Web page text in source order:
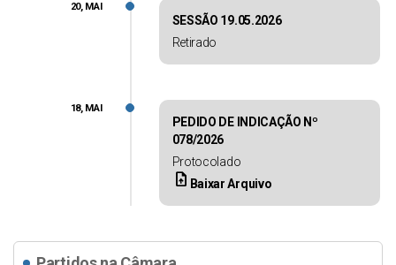
SESSÃO 19.05.2026
Retirado
20, MAI
PEDIDO DE INDICAÇÃO Nº
078/2026
Protocolado
upload_file Baixar Arquivo
18, MAI